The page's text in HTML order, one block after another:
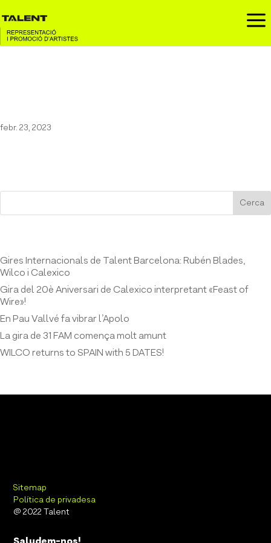
a
febr. 23, 2023
Cerca
Gires Internacionals de Talent Barcelona: Rubén Blades,
Wilco i Calexico
Gira del 20è Aniversari de Calexico interpretant «Feast of
Wire»!
En Pau Vallvé fa vibrar l’Apolo
La gira de 31 FAM comença molt amunt
WILCO returns to SPAIN with 5 DATES!
Sitemap
Política de privadesa
@ 2022 Talent